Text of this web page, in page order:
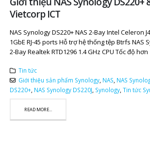
Vietcorp ICT
NAS Synology DS220+ NAS 2-Bay Intel Celeron
1GbE RJ-45 ports Hỗ trợ hệ thống tệp Btrfs NAS
2-Bay Realtek RTD1296 1.4 GHz CPU Tốc độ
Tin tức
Giới thiệu sản phẩm Synology, NAS NAS
DS220+ NAS Synology DS220J Synology Tin tức
READ MORE...